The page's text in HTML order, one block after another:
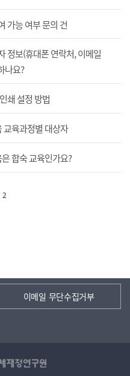
가능 여부 문의 건
정보(휴대폰 연락처, 이메일
나요?
쇄 설정 방법
교육과정별 대상자
합숙 교육인가요?
2
이메일 무단수집거부